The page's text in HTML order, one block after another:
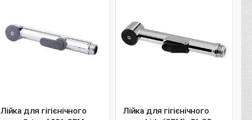
Лійка для гігієнічного
Лійка для гігієнічного